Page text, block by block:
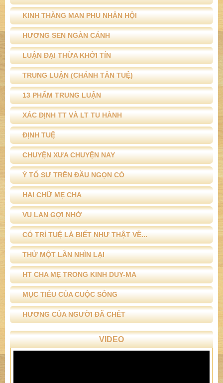
KINH THẮNG MAN PHU NHÂN HỘI
HƯƠNG SEN NGÀN CÁNH
LUẬN ĐẠI THỪA KHỞI TÍN
TRUNG LUẬN (CHÁNH TẤN TUỆ)
13 PHẨM TRUNG LUẬN
XÁC ĐỊNH TT VÀ LT TU HÀNH
ĐỊNH TUỆ
CHUYỆN XƯA CHUYỆN NAY
Ý TỔ SƯ TRÊN ĐẦU NGỌN CỎ
HAI CHỮ MẸ CHA
VU LAN GỢI NHỚ
CÓ TRÍ TUỆ LÀ BIẾT NHƯ THẬT VỀ...
THỬ MỘT LẦN NHÌN LẠI
HT CHA MẸ TRONG KINH DUY-MA
MỤC TIÊU CỦA CUỘC SỐNG
HƯƠNG CỦA NGƯỜI ĐÃ CHẾT
VIDEO